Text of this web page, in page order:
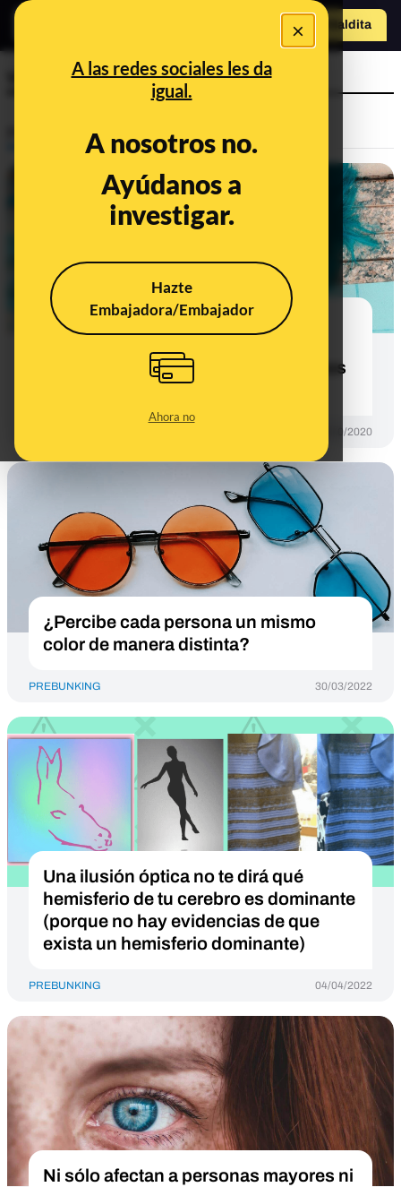
×
A las redes sociales les da
igual.
A nosotros no.
Ayúdanos a
investigar.
Hazte
Embajadora/Embajador
Ahora no
Hazte Maldito
a
En el Día Mundial de la Visión,
ópticas, la vista y los ojos que hemos
explicado en Maldita.es
08/10/2020
¿Percibe cada persona un mismo
color de manera distinta?
PREBUNKING 30/03/2022
Una ilusión óptica no te dirá qué
hemisferio de tu cerebro es dominante
(porque no hay evidencias de que
exista un hemisferio dominante)
PREBUNKING 04/04/2022
Ni sólo afectan a personas mayores ni